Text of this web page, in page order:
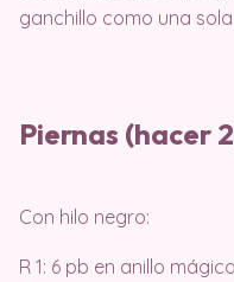
ganchillo como una
Piernas (hacer
Con hilo negro:
R 1: 6 pb en anillo